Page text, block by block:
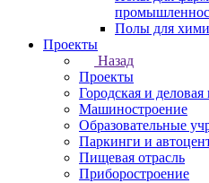
Полы для
Проекты
Назад
Проекты
Городская и
Машиностроение
Образовательные
Паркинги и
Пищевая отрасль
Приборостроение